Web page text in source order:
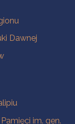
Dawnej
im. gen.